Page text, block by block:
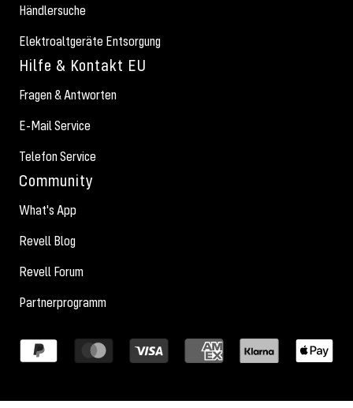
Händlersuche
Elektroaltgeräte Entsorgung
Hilfe & Kontakt EU
Fragen & Antworten
E-Mail Service
Telefon Service
Community
What's App
Revell Blog
Revell Forum
Partnerprogramm